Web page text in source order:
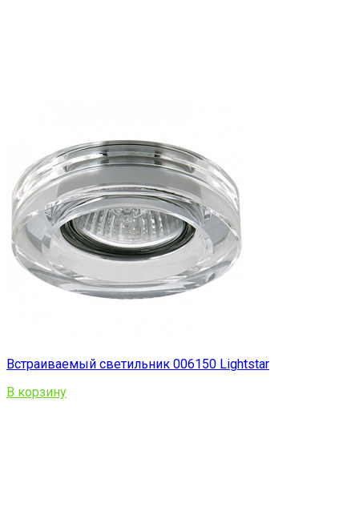
Встраиваемый светильник 006150 Lightstar
В корзину